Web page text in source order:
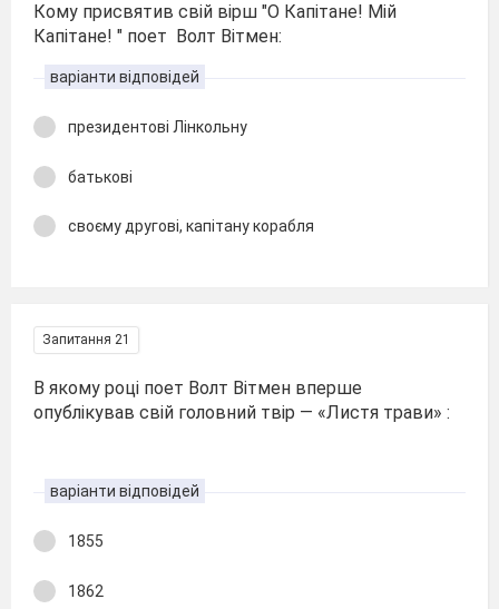
Кому присвятив свій вірш "О Капітане! Мій
Капітане! " поет Волт Вітмен:
варіанти відповідей
президентові Лінкольну
батькові
своєму другові, капітану корабля
Запитання 21
В якому році поет Волт Вітмен вперше
опублікував свій головний твір — «Листя трави» :
варіанти відповідей
1855
1862